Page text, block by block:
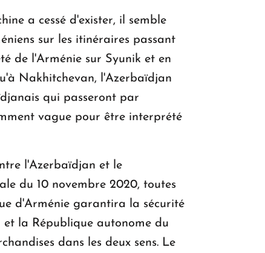
a cessé d'exister, il semble
sur les itinéraires passant
de l'Arménie sur Syunik et en
Nakhitchevan, l'Azerbaïdjan
qui passeront par
vague pour être interprété
l'Azerbaïdjan et le
du 10 novembre 2020, toutes
d'Arménie garantira la sécurité
la République autonome du
dans les deux sens. Le